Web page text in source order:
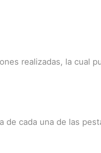
realizadas, la cual
cada una de las